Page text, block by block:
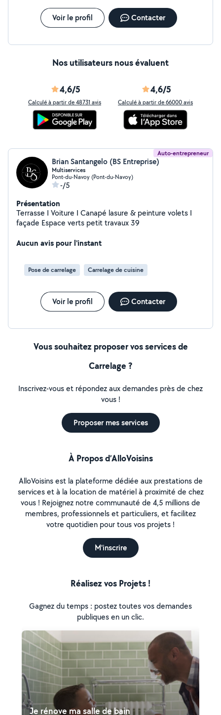
Voir le profil Contacter
Nos utilisateurs nous évaluent
4,6/5
Calculé à partir de 48731 avis
4,6/5
Calculé à partir de 66000 avis
Auto-entrepreneur
Brian Santangelo (BS Entreprise)
Multiservices
Pont-du-Navoy (Pont-du-Navoy)
-/5
Présentation
Terrasse I Voiture I Canapé lasure & peinture volets I
façade Espace verts petit travaux 39
Aucun avis pour l'instant
Pose de carrelage Carrelage de cuisine
Voir le profil Contacter
Vous souhaitez proposer vos services de
Carrelage ?
Inscrivez-vous et répondez aux demandes près de chez
vous !
Proposer mes services
À Propos d’AlloVoisins
AlloVoisins est la plateforme dédiée aux prestations de
services et à la location de matériel à proximité de chez
vous ! Rejoignez notre communauté de 4,5 millions de
membres, professionnels et particuliers, et facilitez
votre quotidien pour tous vos projets !
M'inscrire
Réalisez vos Projets !
Gagnez du temps : postez toutes vos demandes
publiques en un clic.
Je rénove ma salle de bain